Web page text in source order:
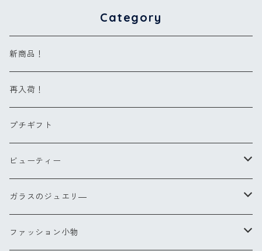
Category
新商品！
再入荷！
プチギフト
ビューティー
ヘアブラシ
Sサイズ
コンパクトブラシ
ガラスのジュエリ―
リングXS(ナノ)
ファッション小物